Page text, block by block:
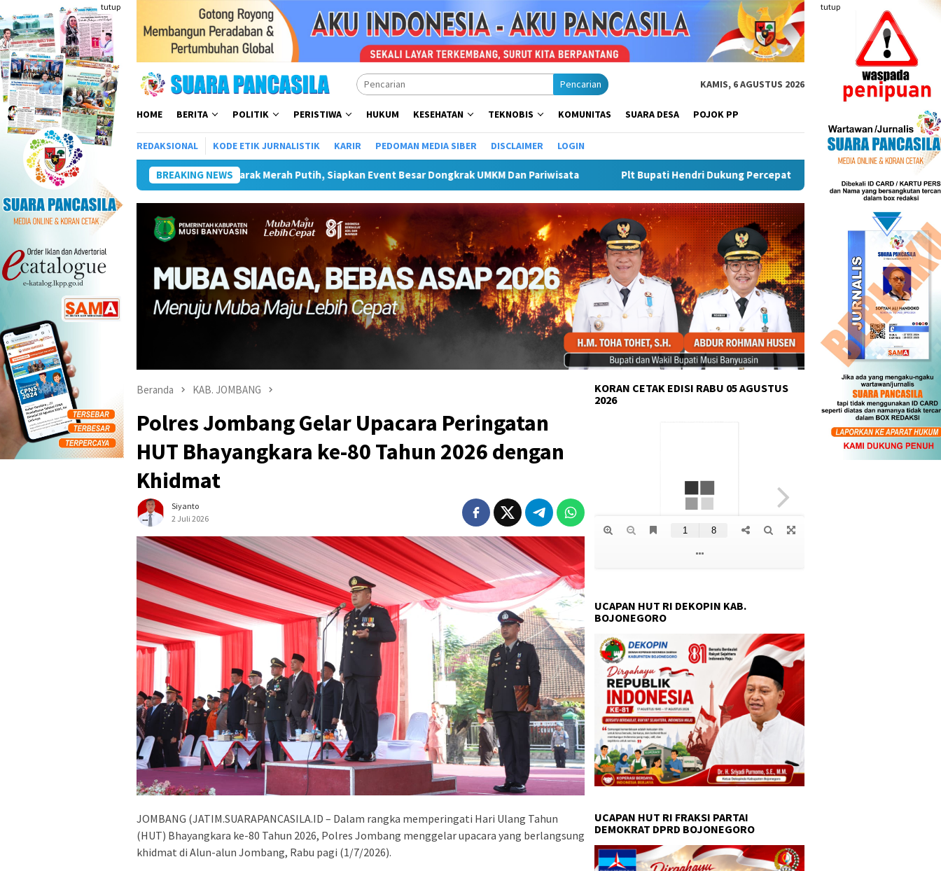
ke
konten
tutup tutup
Pencarian KAMIS, 6 AGUSTUS 2026
HOME BERITA POLITIK PERISTIWA HUKUM KESEHATAN TEKNOBIS KOMUNITAS SUARA DESA POJOK PP
REDAKSIONAL KODE ETIK JURNALISTIK KARIR PEDOMAN MEDIA SIBER DISCLAIMER LOGIN
BREAKING NEWS
Siapkan Event Besar Dongkrak UMKM Dan Pariwisata Plt Bupati Hendri Dukung Percepatan Penyaluran DAK Fisik Dan Dana Desa Di Rejang Lebong Plt Bupati Rejang
Beranda KAB. JOMBANG
Polres Jombang Gelar Upacara Peringatan
HUT Bhayangkara ke-80 Tahun 2026 dengan
Khidmat
Siyanto
2 Juli 2026
JOMBANG (JATIM.SUARAPANCASILA.ID – Dalam rangka memperingati Hari Ulang Tahun
(HUT) Bhayangkara ke-80 Tahun 2026, Polres Jombang menggelar upacara yang berlangsung
khidmat di Alun-alun Jombang, Rabu pagi (1/7/2026).
KORAN CETAK EDISI RABU 05 AGUSTUS
2026
UCAPAN HUT RI DEKOPIN KAB.
BOJONEGORO
UCAPAN HUT RI FRAKSI PARTAI
DEMOKRAT DPRD BOJONEGORO